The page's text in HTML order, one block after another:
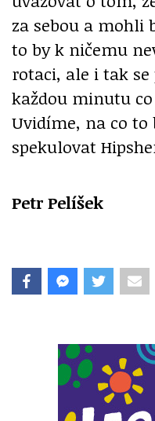
za sebou a mohli
to by k ničemu
rotaci, ale i tak
každou minutu
Uvidíme, na co to
spekulovat
Petr Pelíšek